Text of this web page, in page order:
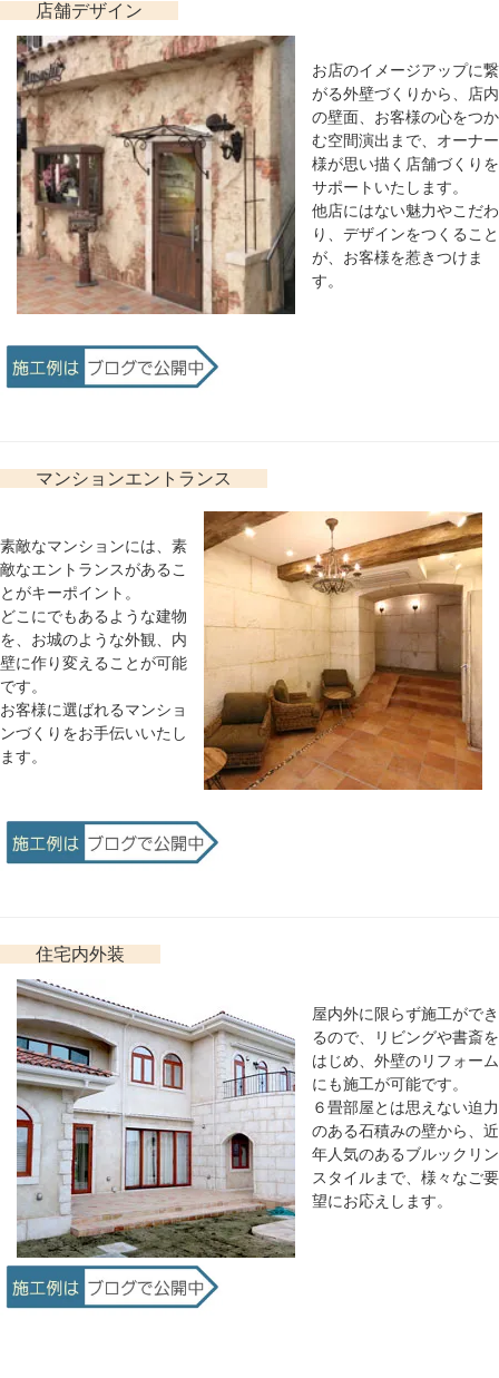
店舗デザイン
お店のイメージアップに繋
がる外壁づくりから、店内
の壁面、お客様の心をつか
む空間演出まで、オーナー
様が思い描く店舗づくりを
サポートいたします。
他店にはない魅力やこだわ
り、デザインをつくること
が、お客様を惹きつけま
す。
マンションエントランス
素敵なマンションには、素
敵なエントランスがあるこ
とがキーポイント。
どこにでもあるような建物
を、お城のような外観、内
壁に作り変えることが可能
です。
お客様に選ばれるマンショ
ンづくりをお手伝いいたし
ます。
住宅内外装
屋内外に限らず施工ができ
るので、リビングや書斎を
はじめ、外壁のリフォーム
にも施工が可能です。
６畳部屋とは思えない迫力
のある石積みの壁から、近
年人気のあるブルックリン
スタイルまで、様々なご要
望にお応えします。